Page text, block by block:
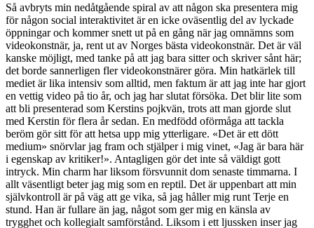
Så avbryts min nedåtgående spiral av att någon ska presentera mig
för någon social interaktivitet är en icke oväsentlig del av lyckade
öppningar och kommer snett ut på en gång när jag omnämns som
videokonstnär, ja, rent ut av Norges bästa videokonstnär. Det är väl
kanske möjligt, med tanke på att jag bara sitter och skriver sånt här;
det borde sannerligen fler videokonstnärer göra. Min hatkärlek till
mediet är lika intensiv som alltid, men faktum är att jag inte har gjort
en vettig video på tio år, och jag har slutat försöka. Det blir lite som
att bli presenterad som Kerstins pojkvän, trots att man gjorde slut
med Kerstin för flera år sedan. En medfödd oförmåga att tackla
beröm gör sitt för att hetsa upp mig ytterligare. «Det är ett dött
medium» snörvlar jag fram och stjälper i mig vinet, «Jag är bara här
i egenskap av kritiker!». Antagligen gör det inte så väldigt gott
intryck. Min charm har liksom försvunnit dom senaste timmarna. I
allt väsentligt beter jag mig som en reptil. Det är uppenbart att min
självkontroll är på väg att ge vika, så jag håller mig runt Terje en
stund. Han är fullare än jag, något som ger mig en känsla av
trygghet och kollegialt samförstånd. Liksom i ett ljussken inser jag